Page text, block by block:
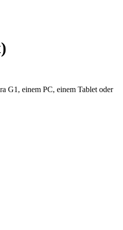
G1, einem PC, einem Tablet oder